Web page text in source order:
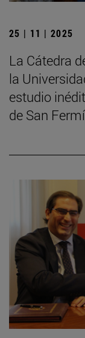
25 | 11 | 2025
La Cátedra
la
estudio
de San